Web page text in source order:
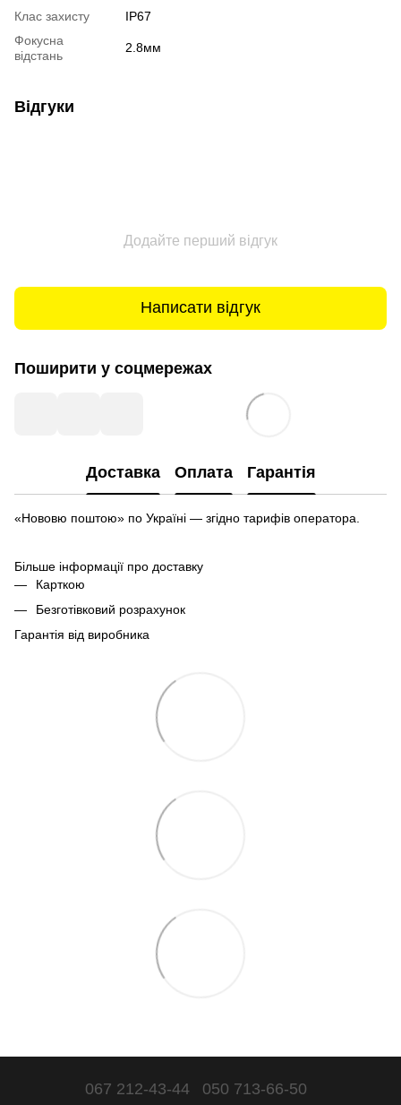
Клас захисту
IP67
Фокусна
відстань
2.8мм
Відгуки
Додайте перший відгук
Написати відгук
Поширити у соцмережах
Доставка Оплата Гарантія
«Нововю поштою» по Україні — згідно тарифів оператора.
Більше інформації про доставку
Карткою
Безготівковий розрахунок
Гарантія від виробника
067 212-43-44 050 713-66-50